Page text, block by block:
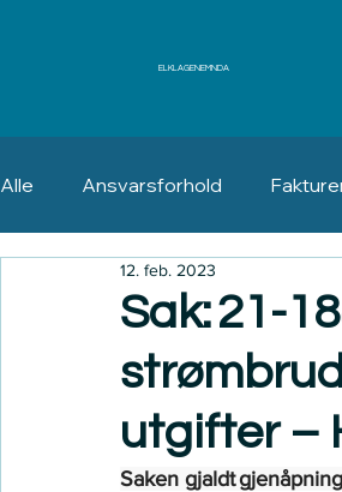
ELKLAGENEMNDA
Alle Ansvarsforhold
Erstatning Angrerett
Sak: 21-
utgifter –
12. feb. 2023
Saken gjaldt